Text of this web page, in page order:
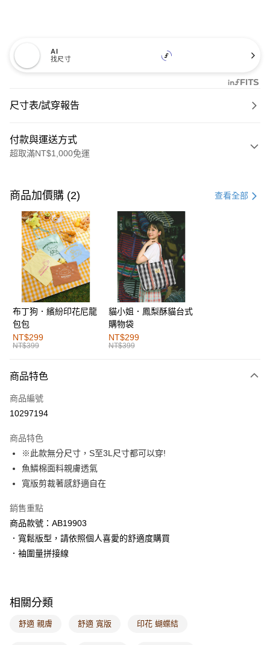
AI
找尺寸
尺寸表/試穿報告
付款與運送方式
超取滿NT$1,000免運
信用卡一次付款
購物金
超商取貨付款
LINE Pay
街口支付
運送方式
全家取貨付款
每筆NT$60，滿NT$1,000(含以上)免運費
付款後全家取貨
萊爾富取貨付款
付款後萊爾富取貨
每筆NT$60，滿NT$1,000(含以上)免運費
7-11取貨付款
每筆NT$60，滿NT$1,000(含以上)免運費
付款後7-11取貨
每筆NT$60，滿NT$1,000(含以上)免運費
付款後門市自取
每筆NT$60，滿NT$1,000(含以上)免運費
商品加價購 (2) 查看全部
布丁狗．繽紛印花尼龍
包包
NT$299
NT$399
貓小姐．鳳梨酥貓台式
購物袋
NT$299
NT$399
商品特色
商品編號
10297194
商品特色
※此款無分尺寸，S至3L尺寸都可以穿!
魚鱗棉面料親膚透氣
寬版剪裁著感舒適自在
銷售重點
商品款號：AB19903
．寬鬆版型，請依照個人喜愛的舒適度購買
．袖圍量拼接線
相關分類
舒適 親膚 舒適 寬版 印花 蝴蝶結